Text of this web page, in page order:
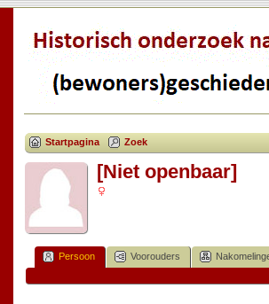
Startpagina Zoek
[Niet openbaar]
Persoon Voorouders